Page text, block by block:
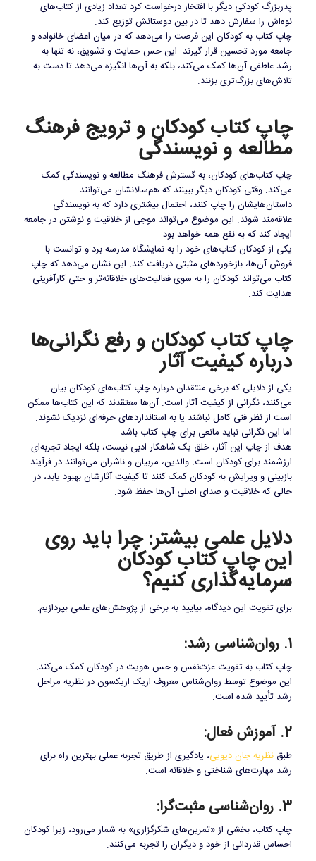
پدربزرگ کودکی دیگر با افتخار درخواست کرد تعداد زیادی از کتاب‌های
نوه‌اش را سفارش دهد تا در بین دوستانش توزیع کند.
چاپ کتاب به کودکان این فرصت را می‌دهد که در میان اعضای خانواده و
جامعه مورد تحسین قرار گیرند. این حس حمایت و تشویق، نه تنها به
رشد عاطفی آن‌ها کمک می‌کند، بلکه به آن‌ها انگیزه می‌دهد تا دست به
تلاش‌های بزرگ‌تری بزنند.
چاپ کتاب کودکان و ترویج فرهنگ
مطالعه و نویسندگی
چاپ کتاب‌های کودکان، به گسترش فرهنگ مطالعه و نویسندگی کمک
می‌کند. وقتی کودکان دیگر ببینند که هم‌سالانشان می‌توانند
داستان‌هایشان را چاپ کنند، احتمال بیشتری دارد که به نویسندگی
علاقه‌مند شوند. این موضوع می‌تواند موجی از خلاقیت و نوشتن در جامعه
ایجاد کند که به نفع همه خواهد بود.
یکی از کودکان کتاب‌های خود را به نمایشگاه مدرسه برد و توانست با
فروش آن‌ها، بازخوردهای مثبتی دریافت کند. این نشان می‌دهد که چاپ
کتاب می‌تواند کودکان را به سوی فعالیت‌های خلاقانه‌تر و حتی کارآفرینی
هدایت کند.
چاپ کتاب کودکان و رفع نگرانی‌ها
درباره کیفیت آثار
یکی از دلایلی که برخی منتقدان درباره چاپ کتاب‌های کودکان بیان
می‌کنند، نگرانی از کیفیت آثار است. آن‌ها معتقدند که این کتاب‌ها ممکن
است از نظر فنی کامل نباشند یا به استانداردهای حرفه‌ای نزدیک نشوند.
اما این نگرانی نباید مانعی برای چاپ کتاب باشد.
هدف از چاپ این آثار، خلق یک شاهکار ادبی نیست، بلکه ایجاد تجربه‌ای
ارزشمند برای کودکان است. والدین، مربیان و ناشران می‌توانند در فرآیند
بازبینی و ویرایش به کودکان کمک کنند تا کیفیت آثارشان بهبود یابد، در
حالی که خلاقیت و صدای اصلی آن‌ها حفظ شود.
دلایل علمی بیشتر: چرا باید روی
این چاپ کتاب کودکان
سرمایه‌گذاری کنیم؟
برای تقویت این دیدگاه، بیایید به برخی از پژوهش‌های علمی بپردازیم:
1. روان‌شناسی رشد:
چاپ کتاب به تقویت عزت‌نفس و حس هویت در کودکان کمک می‌کند.
این موضوع توسط روان‌شناس معروف اریک اریکسون در نظریه مراحل
رشد تأیید شده است.
2. آموزش فعال:
طبق نظریه جان دیویی، یادگیری از طریق تجربه عملی بهترین راه برای
رشد مهارت‌های شناختی و خلاقانه است.
3. روان‌شناسی مثبت‌گرا:
چاپ کتاب، بخشی از «تمرین‌های شکرگزاری» به شمار می‌رود، زیرا کودکان
احساس قدردانی از خود و دیگران را تجربه می‌کنند.